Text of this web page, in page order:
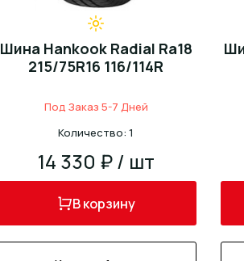
Шина Hankook Radial Ra18
215/75R16 116/114R
Под Заказ 5-7 Дней
Количество: 1
14 330 ₽ / шт
В корзину